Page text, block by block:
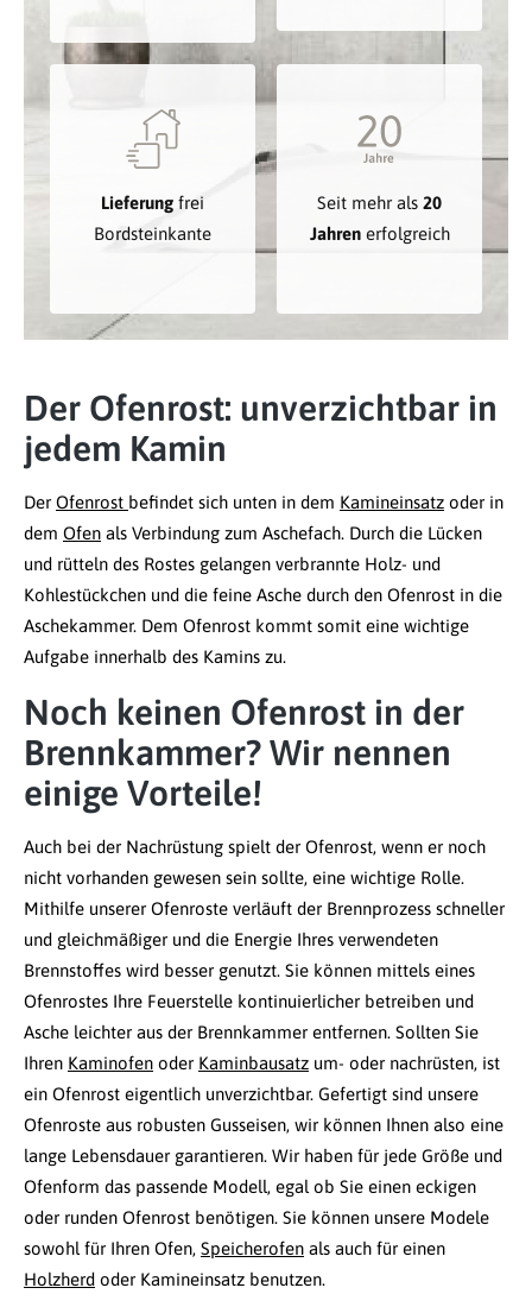
Lieferung frei
Bordsteinkante
Seit mehr als 20
Jahrenerfolgreich
Der Ofenrost: unverzichtbar in
jedem Kamin
Der Ofenrost befindet sich unten in dem Kamineinsatz oder in
dem Ofen als Verbindung zum Aschefach. Durch die Lücken
und rütteln des Rostes gelangen verbrannte Holz- und
Kohlestückchen und die feine Asche durch den Ofenrost in die
Aschekammer. Dem Ofenrost kommt somit eine wichtige
Aufgabe innerhalb des Kamins zu.
Noch keinen Ofenrost in der
Brennkammer? Wir nennen
einige Vorteile!
Auch bei der Nachrüstung spielt der Ofenrost, wenn er noch
nicht vorhanden gewesen sein sollte, eine wichtige Rolle.
Mithilfe unserer Ofenroste verläuft der Brennprozess schneller
und gleichmäßiger und die Energie Ihres verwendeten
Brennstoffes wird besser genutzt. Sie können mittels eines
Ofenrostes Ihre Feuerstelle kontinuierlicher betreiben und
Asche leichter aus der Brennkammer entfernen. Sollten Sie
Ihren Kaminofen oder Kaminbausatz um- oder nachrüsten, ist
ein Ofenrost eigentlich unverzichtbar. Gefertigt sind unsere
Ofenroste aus robusten Gusseisen, wir können Ihnen also eine
lange Lebensdauer garantieren. Wir haben für jede Größe und
Ofenform das passende Modell, egal ob Sie einen eckigen
oder runden Ofenrost benötigen. Sie können unsere Modele
sowohl für Ihren Ofen, Speicherofen als auch für einen
Holzherd oder Kamineinsatz benutzen.